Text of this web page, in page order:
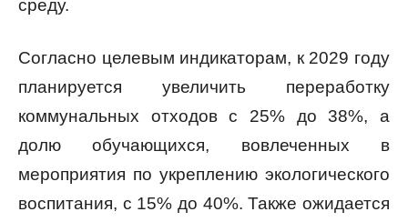
среду.
Согласно целевым индикаторам, к 2029 году
планируется увеличить переработку
коммунальных отходов с 25% до 38%, а
долю обучающихся, вовлеченных в
мероприятия по укреплению экологического
воспитания, с 15% до 40%. Также ожидается